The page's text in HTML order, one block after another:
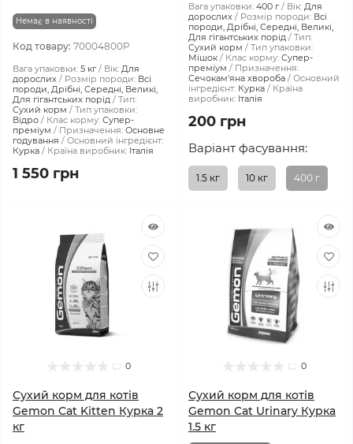
Немає в наявності
Код товару: 70004800P
Вага упаковки: 5 кг Вік: Для
дорослих
Розмір породи: Всі
породи, Дрібні, Середні, Великі,
Для гігантських порід
Тип:
Сухий корм
Тип упаковки:
Відро
Клас корму: Супер-
преміум
Призначення: Основне
годування
Основний інгредієнт:
Курка
Країна виробник: Італія
1 550 грн
Вага упаковки: 400 г Вік: Для
дорослих
Розмір породи: Всі
породи, Дрібні, Середні, Великі,
Для гігантських порід
Тип:
Сухий корм
Тип упаковки:
Мішок
Клас корму: Супер-
преміум
Призначення:
Сечокам'яна хвороба
Основний
інгредієнт: Курка
Країна
виробник: Італія
200 грн
Варіант фасування:
1.5 кг 10 кг 400 г
0
Сухий корм для котів
Gemon Cat Kitten Курка 2
кг
0
Сухий корм для котів
Gemon Cat Urinary Курка
1.5 кг